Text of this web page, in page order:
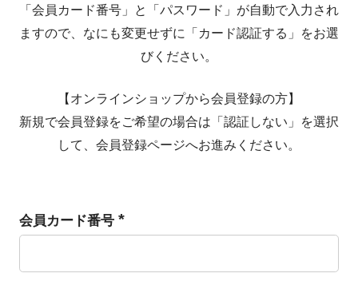
「会員カード番号」と「パスワード」が自動で入力され
ますので、なにも変更せずに「カード認証する」をお選
びください。
【オンラインショップから会員登録の方】
新規で会員登録をご希望の場合は「認証しない」を選択
して、会員登録ページへお進みください。
会員カード番号
(必